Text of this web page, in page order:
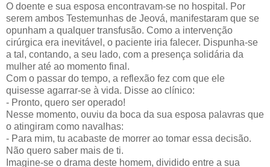
O doente e sua esposa encontravam-se no hospital. Por
serem ambos Testemunhas de Jeová, manifestaram que se
opunham a qualquer transfusão. Como a intervenção
cirúrgica era inevitável, o paciente iria falecer. Dispunha-se
a tal, contando, a seu lado, com a presença solidária da
mulher até ao momento final.
Com o passar do tempo, a reflexão fez com que ele
quisesse agarrar-se à vida. Disse ao clínico:
- Pronto, quero ser operado!
Nesse momento, ouviu da boca da sua esposa palavras que
o atingiram como navalhas:
- Para mim, tu acabaste de morrer ao tomar essa decisão.
Não quero saber mais de ti.
Imagine-se o drama deste homem, dividido entre a sua